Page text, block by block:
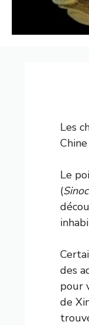
Les
Le
(
des
pour
de